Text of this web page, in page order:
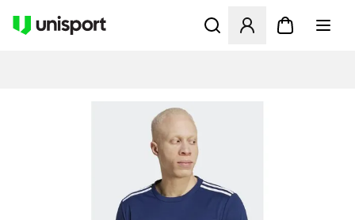
Åbner en Modal til at